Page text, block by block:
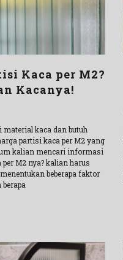
Kaca per M2?
Kacanya!
kaca dan butuh
partisi kaca per M2 yang
kalian mencari informasi
M2 nya? kalian harus
beberapa faktor